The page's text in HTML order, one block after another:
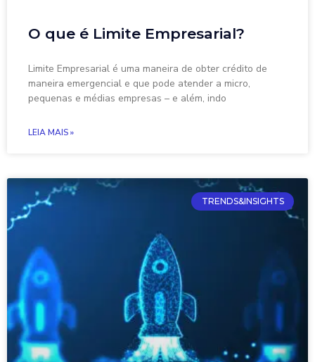
O que é Limite Empresarial?
Limite Empresarial é uma maneira de obter crédito de
maneira emergencial e que pode atender a micro,
pequenas e médias empresas – e além, indo
LEIA MAIS »
TRENDS&INSIGHTS